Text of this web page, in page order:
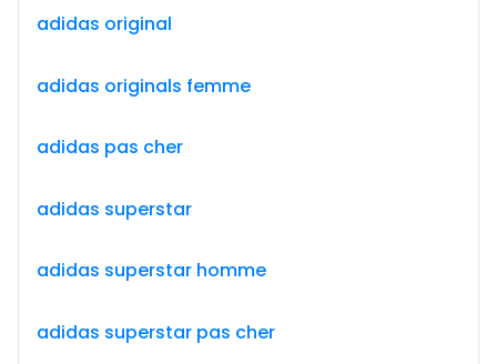
adidas original
adidas originals femme
adidas pas cher
adidas superstar
adidas superstar homme
adidas superstar pas cher